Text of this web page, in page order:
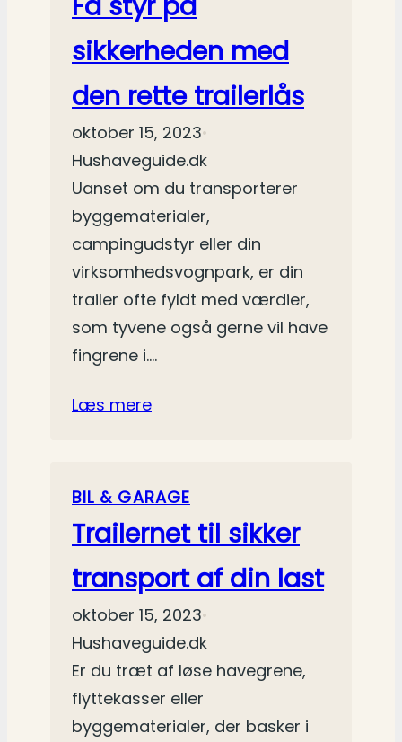
sikkerheden med
den rette trailerlås
oktober 15, 2023•
Hushaveguide.dk
Uanset om du transporterer
byggematerialer,
campingudstyr eller din
virksomhedsvognpark, er din
trailer ofte fyldt med værdier,
som tyvene også gerne vil have
fingrene i.…
Læs mere
BIL & GARAGE
Trailernet til sikker
transport af din last
oktober 15, 2023•
Hushaveguide.dk
Er du træt af løse havegrene,
flyttekasser eller
byggematerialer, der basker i